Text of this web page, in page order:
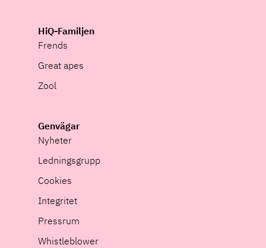
HiQ-Familjen
Frends
Great apes
Zool
Genvägar
Nyheter
Ledningsgrupp
Cookies
Integritet
Pressrum
Whistleblower